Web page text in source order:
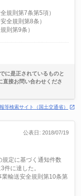
規則第7条第5項）
全規則第8条）
則第9条）
に是正されているものと
直接お問い合わせくださ
等検索サイト（国土交通省）
公表日: 2018/07/19
定に基づく通知件数
に達した。
輸送安全規則第10条第